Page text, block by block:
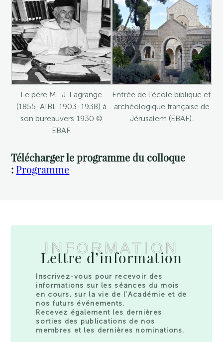
Le père M.-J. Lagrange
(1855-AIBL 1903-1938) à
son bureauvers 1930 ©
EBAF.
Entrée de l’école biblique et
archéologique française de
Jérusalem (EBAF).
Télécharger le programme du colloque
: Programme
INFORMATION
Lettre d’information
Inscrivez-vous pour recevoir des
informations sur les séances du mois
en cours, sur la vie de l’Académie et de
nos futurs événements.
Recevez également les dernières
sorties des publications de nos
membres et les dernières nominations.